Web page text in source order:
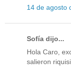
14 de agosto
Sofía dijo...
Hola Caro,
salieron